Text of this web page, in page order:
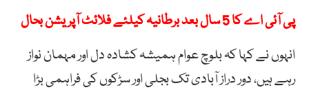
پی آئی اے کا 5 سال بعد برطانیہ کیلئے فلائٹ آپریشن بحال
انہوں نے کہا کہ بلوچ عوام ہمیشہ کشادہ دل اور مہمان نواز
رہے ہیں، دور دراز آبادی تک بجلی اور سڑکوں کی فراہمی بڑا